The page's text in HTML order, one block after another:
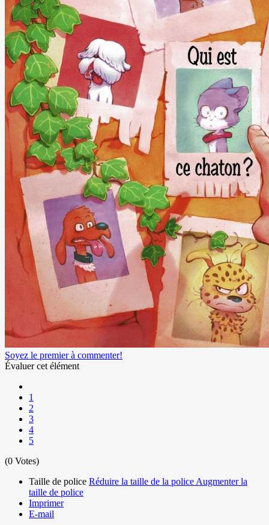
Soyez le premier à commenter!
Évaluer cet élément
1
2
3
4
5
(0 Votes)
Taille de police Réduire la taille de la police Augmenter la
taille de police
Imprimer
E-mail